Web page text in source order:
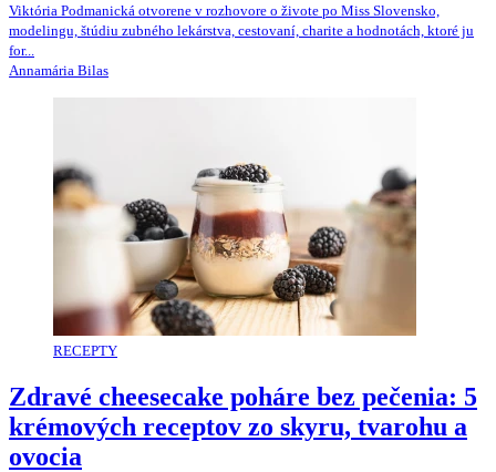
Viktória Podmanická otvorene v rozhovore o živote po Miss Slovensko,
modelingu, štúdiu zubného lekárstva, cestovaní, charite a hodnotách, ktoré ju
for...
Annamária Bilas
RECEPTY
Zdravé cheesecake poháre bez pečenia: 5
krémových receptov zo skyru, tvarohu a
ovocia